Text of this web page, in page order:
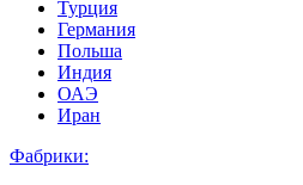
Турция
Германия
Польша
Индия
ОАЭ
Иран
Фабрики: